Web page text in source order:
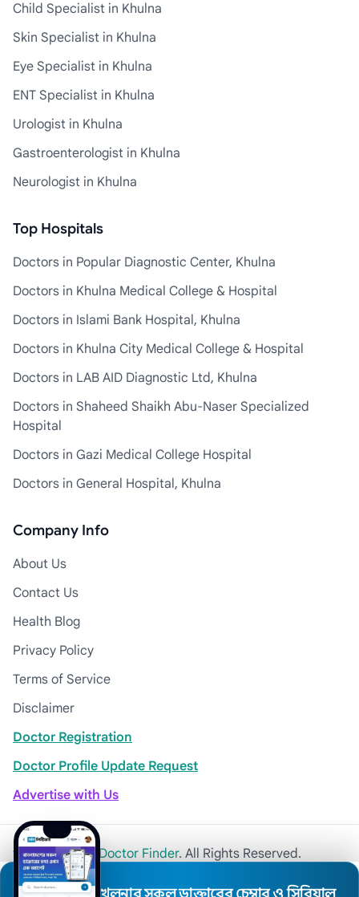
Child Specialist in Khulna
Skin Specialist in Khulna
Eye Specialist in Khulna
ENT Specialist in Khulna
Urologist in Khulna
Gastroenterologist in Khulna
Neurologist in Khulna
Top Hospitals
Doctors in Popular Diagnostic Center, Khulna
Doctors in Khulna Medical College & Hospital
Doctors in Islami Bank Hospital, Khulna
Doctors in Khulna City Medical College & Hospital
Doctors in LAB AID Diagnostic Ltd, Khulna
Doctors in Shaheed Shaikh Abu-Naser Specialized
Hospital
Doctors in Gazi Medical College Hospital
Doctors in General Hospital, Khulna
Company Info
About Us
Contact Us
Health Blog
Privacy Policy
Terms of Service
Disclaimer
Doctor Registration
Doctor Profile Update Request
Advertise with Us
© 2026Khulna Doctor Finder. All Rights Reserved.